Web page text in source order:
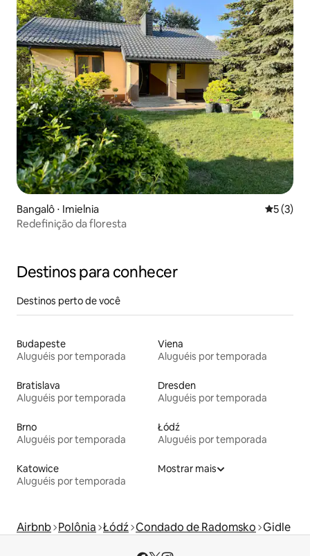
Bangalô ⋅ Imielnia 5 de
5 (3)
Redefinição da floresta
Destinos para conhecer
Destinos perto de você
Budapeste
Aluguéis por temporada
Viena
Aluguéis por temporada
Bratislava
Aluguéis por temporada
Dresden
Aluguéis por temporada
Brno
Aluguéis por temporada
Łódź
Aluguéis por temporada
Katowice
Aluguéis por temporada
Mostrar mais
Airbnb Polônia Łódź Condado de Radomsko Gidle